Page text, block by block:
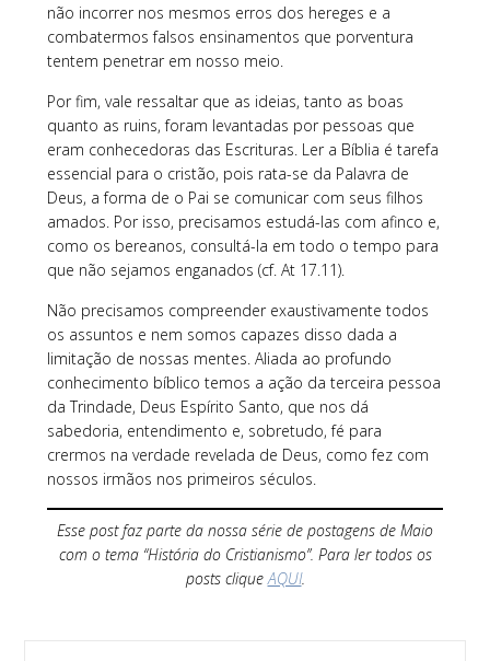
não incorrer nos mesmos erros dos hereges e a
combatermos falsos ensinamentos que porventura
tentem penetrar em nosso meio.
Por fim, vale ressaltar que as ideias, tanto as boas
quanto as ruins, foram levantadas por pessoas que
eram conhecedoras das Escrituras. Ler a Bíblia é tarefa
essencial para o cristão, pois rata-se da Palavra de
Deus, a forma de o Pai se comunicar com seus filhos
amados. Por isso, precisamos estudá-las com afinco e,
como os bereanos, consultá-la em todo o tempo para
que não sejamos enganados (cf. At 17.11).
Não precisamos compreender exaustivamente todos
os assuntos e nem somos capazes disso dada a
limitação de nossas mentes. Aliada ao profundo
conhecimento bíblico temos a ação da terceira pessoa
da Trindade, Deus Espírito Santo, que nos dá
sabedoria, entendimento e, sobretudo, fé para
crermos na verdade revelada de Deus, como fez com
nossos irmãos nos primeiros séculos.
Esse post faz parte da nossa série de postagens de Maio
com o tema “História do Cristianismo”. Para ler todos os
posts clique AQUI.